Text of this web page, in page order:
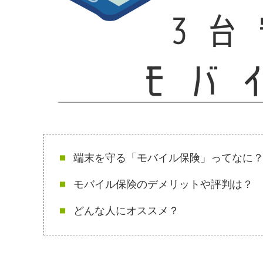
端末を守る「モバイル保険」ってなに？
モバイル保険のデメリットや評判は？
どんな人にオススメ？